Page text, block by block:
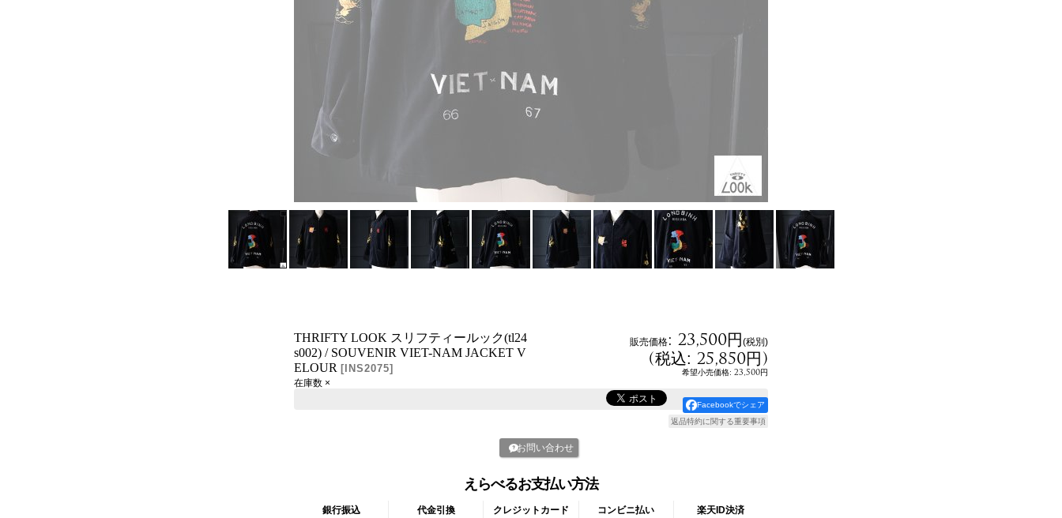
THRIFTY LOOK スリフティールック(tl24
s002) / SOUVENIR VIET-NAM JACKET V
ELOUR [ INS2075]
販売価格: 23,500円(税別)
(税込: 25,850円)
希望小売価格: 23,500円
在庫数 ×
Facebookでシェア
返品特約に関する重要事項
お問い合わせ
えらべるお支払い方法
銀行振込 代金引換 クレジットカード コンビニ払い 楽天ID決済